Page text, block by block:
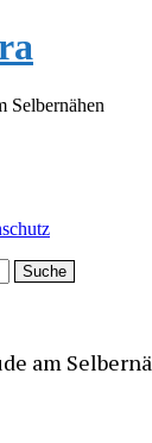
Selbernähen
am